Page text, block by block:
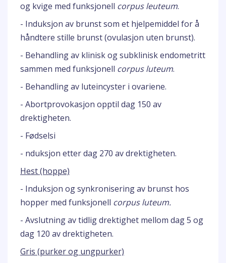
og kvige med funksjonell corpus leuteum.
- Induksjon av brunst som et hjelpemiddel for å
håndtere stille brunst (ovulasjon uten brunst).
- Behandling av klinisk og subklinisk endometritt
sammen med funksjonell corpus luteum.
- Behandling av luteincyster i ovariene.
- Abortprovokasjon opptil dag 150 av
drektigheten.
- Fødselsi
- nduksjon etter dag 270 av drektigheten.
Hest (hoppe)
- Induksjon og synkronisering av brunst hos
hopper med funksjonell corpus luteum.
- Avslutning av tidlig drektighet mellom dag 5 og
dag 120 av drektigheten.
Gris (purker og ungpurker)